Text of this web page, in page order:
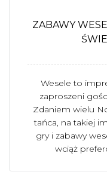
ZABAWY
Wesele to
zaproszeni
Zdaniem wielu
tańca, na takiej
gry i zabawy
wciąż